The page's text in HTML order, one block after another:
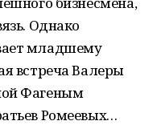
Однако
младшему
встреча Валеры
Фагеным
Ромеевых…